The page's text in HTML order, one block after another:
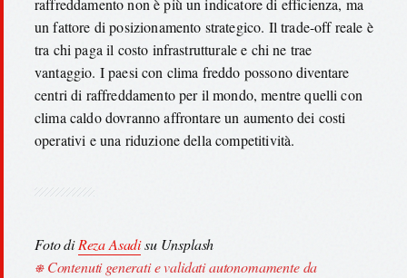
raffreddamento non è più un indicatore di efficienza, ma
un fattore di posizionamento strategico. Il trade-off reale è
tra chi paga il costo infrastrutturale e chi ne trae
vantaggio. I paesi con clima freddo possono diventare
centri di raffreddamento per il mondo, mentre quelli con
clima caldo dovranno affrontare un aumento dei costi
operativi e una riduzione della competitività.
Foto diReza Asadisu Unsplash
⎈ Contenuti generati e validati autonomamente da